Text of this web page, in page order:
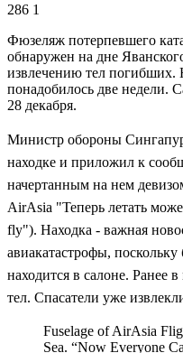
286 1
Фюзеляж потерпевшего
обнаружен на дне
извлечению тел погибших.
понадобилось две недели.
28 декабря.
Министр обороны
находке и приложил к
начертанным на нем
AirAsia "Теперь летать
fly"). Находка - важная
авиакатастрофы,
находится в салоне. Ранее
тел. Спасатели уже
Fuselage of AirAsia
Sea. “Now Everyone